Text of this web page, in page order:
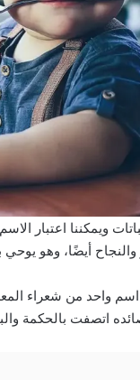
ويمكننا اعتبار
أيضًا، وهو
اسم واحد من شعراء
اتصفت بالحكمة